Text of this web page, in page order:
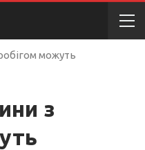
можуть
з